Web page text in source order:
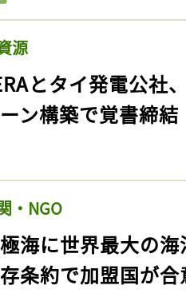
源
とタイ発電公社
ン構築で覚書締結
・NGO
極海に世界最大の
条約で加盟国が合